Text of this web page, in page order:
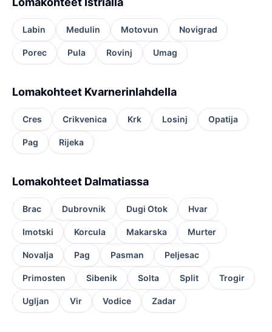
Labin Medulin Motovun Novigrad
Porec Pula Rovinj Umag
Lomakohteet Kvarnerinlahdella
Cres Crikvenica Krk Losinj Opatija
Pag Rijeka
Lomakohteet Dalmatiassa
Brac Dubrovnik Dugi Otok Hvar
Imotski Korcula Makarska Murter
Novalja Pag Pasman Peljesac
Primosten Sibenik Solta Split Trogir
Ugljan Vir Vodice Zadar